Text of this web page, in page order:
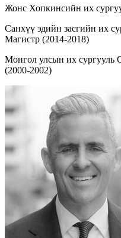
Жонс Хопкинсийн их
Санхүү эдийн засгийн их
Магистр (2014-2018)
Монгол улсын их сургууль
(2000-2002)